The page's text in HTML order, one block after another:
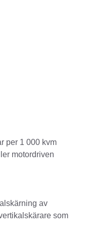
per 1 000 kvm
motordriven
av
som